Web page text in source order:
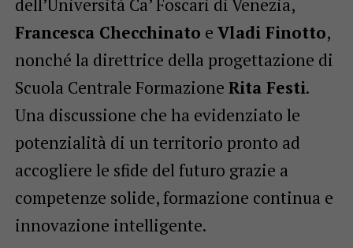
dell’Università Ca’ Foscari di Venezia,
Francesca Checchinato e Vladi Finotto,
nonché la direttrice della progettazione di
Scuola Centrale Formazione Rita Festi.
Una discussione che ha evidenziato le
potenzialità di un territorio pronto ad
accogliere le sfide del futuro grazie a
competenze solide, formazione continua e
innovazione intelligente.